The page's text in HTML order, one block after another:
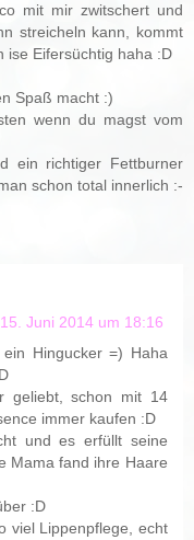
mit mir zwitschert und
streicheln kann, kommt
ise Eifersüchtig haha :D
Spaß macht :)
wenn du magst vom
ein richtiger Fettburner
schon total innerlich :-
15. Juni 2014 um 18:16
Hingucker =) Haha
geliebt, schon mit 14
immer kaufen :D
und es erfüllt seine
Mama fand ihre Haare
:D
viel Lippenpflege, echt